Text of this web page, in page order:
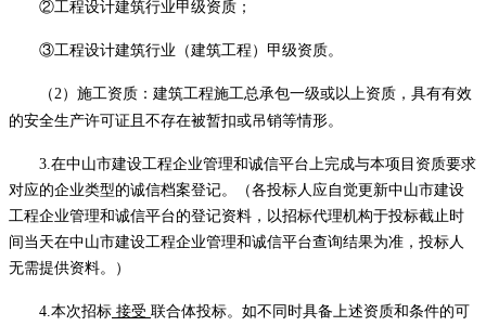
②工程设计建筑行业甲级资质；
③工程设计建筑行业（建筑工程）甲级资质。
（2） 施工资质：建筑工程施工总承包一级或以上资质， 具有有效
的安全生产许可证 且不存在被暂扣或吊销等情形。
3.在中山市建设工程企业管理和诚信平台上完成与本项目资质要求
对应的企业类型的诚信档案登记。（各投标人 应自觉更新中山市建设
工程企业管理和诚信平台的登记资料，以招标代理机构于投标截止时
间当天在中山市建设工程企业管理和诚信平台查询结果为准，投标人
无需提供资料。）
4.本次招标 接受 联合体投标。如不同时具备上述资质和条件的可